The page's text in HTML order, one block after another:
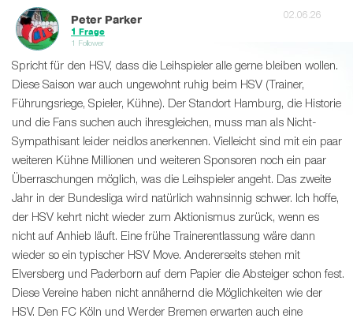
Peter Parker
1 Frage
1 Follower
02.06.26
Spricht für den HSV, dass die Leihspieler alle gerne bleiben wollen.
Diese Saison war auch ungewohnt ruhig beim HSV (Trainer,
Führungsriege, Spieler, Kühne). Der Standort Hamburg, die Historie
und die Fans suchen auch ihresgleichen, muss man als Nicht-
Sympathisant leider neidlos anerkennen. Vielleicht sind mit ein paar
weiteren Kühne Millionen und weiteren Sponsoren noch ein paar
Überraschungen möglich, was die Leihspieler angeht. Das zweite
Jahr in der Bundesliga wird natürlich wahnsinnig schwer. Ich hoffe,
der HSV kehrt nicht wieder zum Aktionismus zurück, wenn es
nicht auf Anhieb läuft. Eine frühe Trainerentlassung wäre dann
wieder so ein typischer HSV Move. Andererseits stehen mit
Elversberg und Paderborn auf dem Papier die Absteiger schon fest.
Diese Vereine haben nicht annähernd die Möglichkeiten wie der
HSV. Den FC Köln und Werder Bremen erwarten auch eine